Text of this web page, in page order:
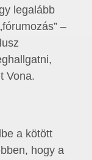
legalább
–
Vona.
a kötött
hogy a